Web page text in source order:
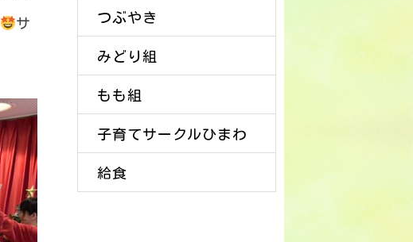
サ つぶやき
みどり組
もも組
子育てサークルひまわ
り
給食